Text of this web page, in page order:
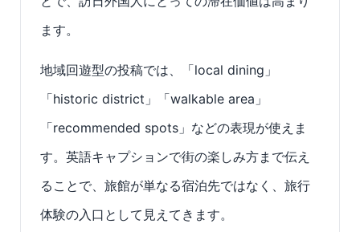
ます。
地域回遊型の投稿では、「local dining」
「historic district」「walkable area」
「recommended spots」などの表現が使えま
す。英語キャプションで街の楽しみ方まで伝え
ることで、旅館が単なる宿泊先ではなく、旅行
体験の入口として見えてきます。